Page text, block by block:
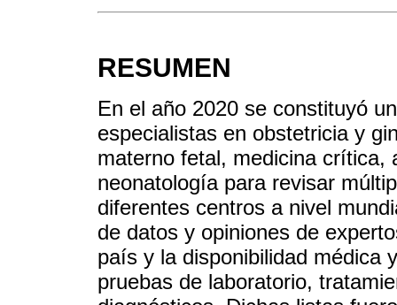
RESUMEN
En el año 2020 se constituyó
especialistas en obstetricia y
materno fetal, medicina crítica,
neonatología para revisar
diferentes centros a nivel
de datos y opiniones de
país y la disponibilidad médica
pruebas de laboratorio,